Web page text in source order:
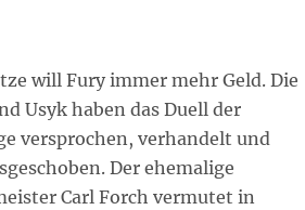
will Fury immer mehr Geld. Die
Usyk haben das Duell der
versprochen, verhandelt und
Der ehemalige
Carl Forch vermutet in